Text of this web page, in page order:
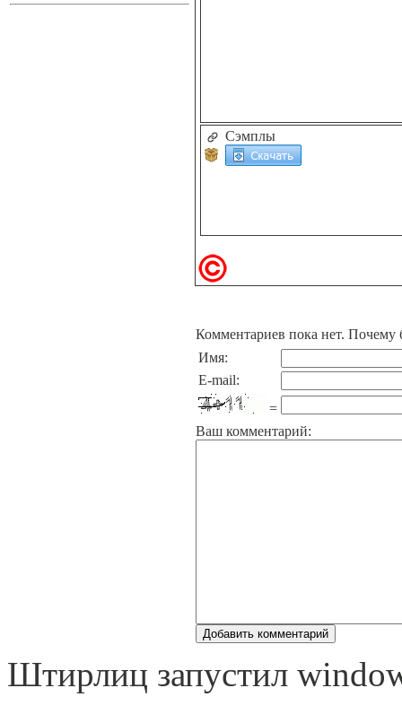
Сэмплы
Комментариев пока нет. Почему
Имя:
E-mail:
=
Ваш комментарий:
Штирлиц запустил